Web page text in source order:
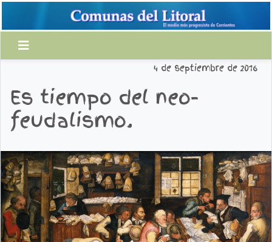
4 de septiembre de 2016
Es tiempo del neo-
feudalismo.